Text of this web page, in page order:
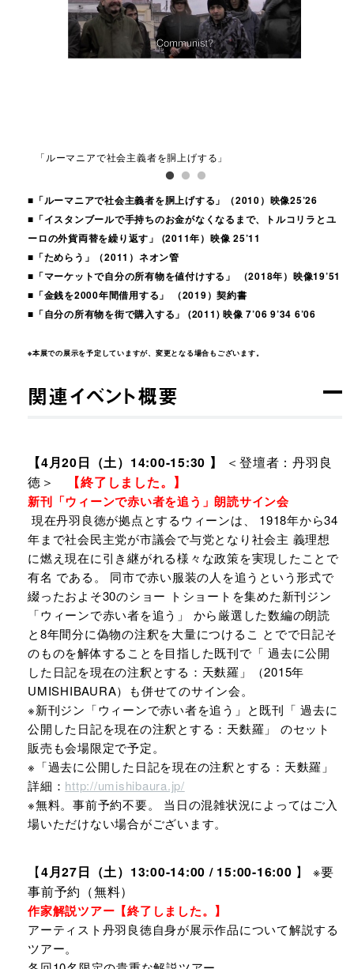
「ルーマニアで社会主義者を胴上げする」
■「ルーマニアで社会主義者を胴上げする」（2010）映像25’26
■「イスタンブールで手持ちのお金がなくなるまで、トルコリラとユ
ーロの外貨両替を繰り返す」 (2011年）映像 25’11
■「ためらう」（2011）ネオン管
■「マーケットで自分の所有物を値付けする」 （2018年）映像19’51
■「金銭を2000年間借用する」 （2019）契約書
■「自分の所有物を街で購入する」 (2011) 映像 7’06 9’34 6’06
※本展での展示を予定していますが、変更となる場合もございます。
関連イベント概要
【4月20日（土）14:00-15:30 】
＜登壇者：丹羽良
徳＞
【終了しました。】
新刊「ウィーンで赤い者を追う」朗読サイン会
現在丹羽良徳が拠点とするウィーンは、 1918年から34
年まで社会民主党が市議会で与党となり社会主 義理想
に燃え現在に引き継がれる様々な政策を実現したことで
有名 である。 同市で赤い服装の人を追うという形式で
綴ったおよそ30のショー トショートを集めた新刊ジン
「ウィーンで赤い者を追う」 から厳選した数編の朗読
と8年間分に偽物の注釈を大量につけるこ とでで日記そ
のものを解体することを目指した既刊で「 過去に公開
した日記を現在の注釈とする：天麩羅」（2015年
UMISHIBAURA）も併せてのサイン会。
※新刊ジン「ウィーンで赤い者を追う」と既刊「 過去に
公開した日記を現在の注釈とする：天麩羅」 のセット
販売も会場限定で予定。
※「過去に公開した日記を現在の注釈とする：天麩羅」
詳細： http://umishibaura.jp/
※無料。事前予約不要。 当日の混雑状況によってはご入
場いただけない場合がございます。
【4月27日（土）13:00-14:00 / 15:00-16:00 】 ※要
事前予約（無料）
作家解説ツアー【終了しました。】
アーティスト丹羽良徳自身が展示作品について解説する
ツアー。